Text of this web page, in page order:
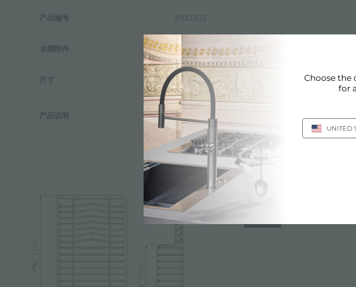
产品编号 8100303
水槽附件 餐盘架
尺寸 21,4x37,9
产品说明
注意:
在某些型号的水槽中，仅可搭配8644101一起使用。
Choose the
for
UNITED